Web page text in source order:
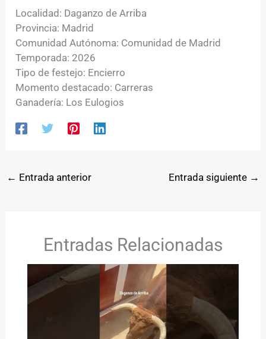
Localidad: Daganzo de Arriba
Provincia: Madrid
Comunidad Autónoma: Comunidad de Madrid
Temporada: 2026
Tipo de festejo: Encierro
Momento destacado: Carreras
Ganadería: Los Eulogios
← Entrada anterior Entrada siguiente →
Entradas Relacionadas